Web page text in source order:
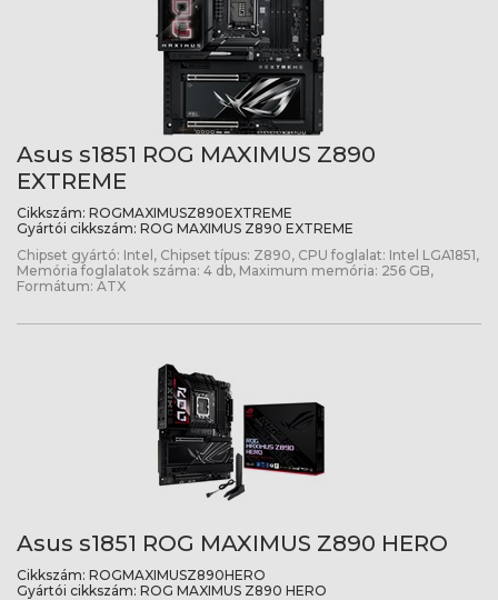
Asus s1851 ROG MAXIMUS Z890
EXTREME
Cikkszám: ROGMAXIMUSZ890EXTREME
Gyártói cikkszám: ROG MAXIMUS Z890 EXTREME
Chipset gyártó: Intel, Chipset típus: Z890, CPU foglalat: Intel LGA1851,
Memória foglalatok száma: 4 db, Maximum memória: 256 GB,
Formátum: ATX
Asus s1851 ROG MAXIMUS Z890 HERO
Cikkszám: ROGMAXIMUSZ890HERO
Gyártói cikkszám: ROG MAXIMUS Z890 HERO